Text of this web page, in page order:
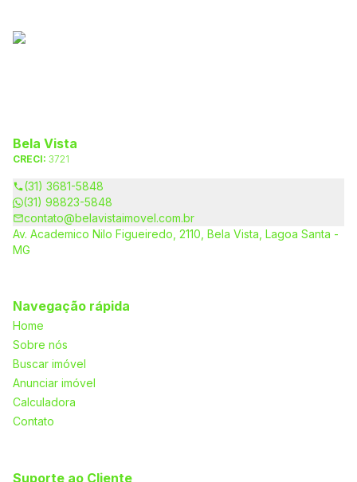
Bela Vista
CRECI: 3721
(31) 3681-5848
(31) 98823-5848
contato@belavistaimovel.com.br
Av. Academico Nilo Figueiredo, 2110, Bela Vista, Lagoa Santa -
MG
Navegação rápida
Home
Sobre nós
Buscar imóvel
Anunciar imóvel
Calculadora
Contato
Suporte ao Cliente